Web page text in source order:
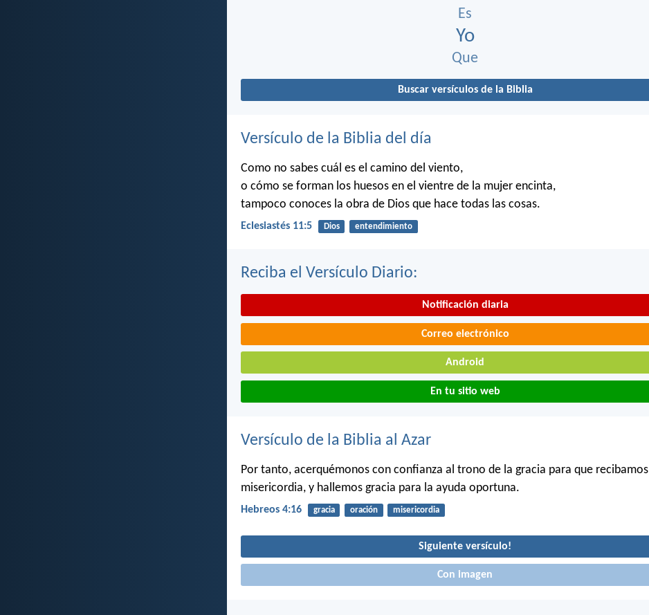
Es
Yo
Que
Buscar versículos de la Biblia
Versículo de la Biblia del día
Como no sabes cuál es el camino del viento,
o cómo se forman los huesos en el vientre de la mujer encinta,
tampoco conoces la obra de Dios que hace todas las cosas.
Eclesiastés 11:5 Dios entendimiento
Reciba el Versículo Diario:
Notificación diaria
Correo electrónico
Android
En tu sitio web
Versículo de la Biblia al Azar
Por tanto, acerquémonos con confianza al trono de la gracia para que recibamos
misericordia, y hallemos gracia para la ayuda oportuna.
Hebreos 4:16 gracia oración misericordia
Siguiente versículo!
Con imagen